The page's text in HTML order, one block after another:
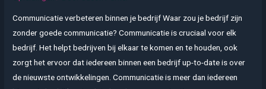
Communicatie verbeteren binnen je bedrijf Waar zou je bedrijf zijn
zonder goede communicatie? Communicatie is cruciaal voor elk
bedrijf. Het helpt bedrijven bij elkaar te komen en te houden, ook
zorgt het ervoor dat iedereen binnen een bedrijf up-to-date is over
de nieuwste ontwikkelingen. Communicatie is meer dan iedereen